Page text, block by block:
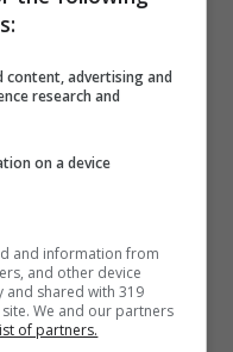
content, advertising and
research and
on a device
and information from
and other device
and shared with 319
We and our partners
of partners.